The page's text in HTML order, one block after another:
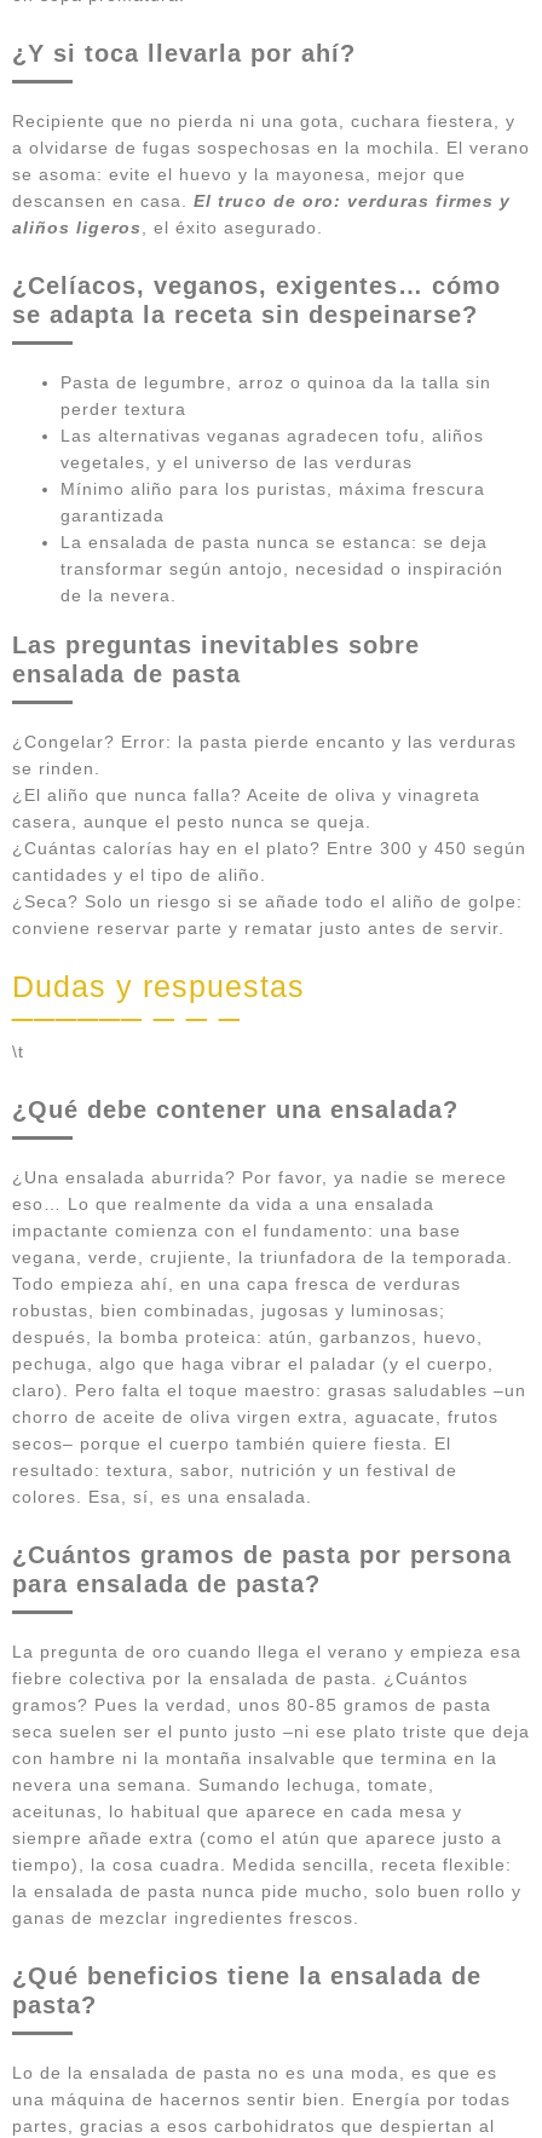
¿Y si toca llevarla por ahí?
Recipiente que no pierda ni una gota, cuchara fiestera, y
a olvidarse de fugas sospechosas en la mochila. El verano
se asoma: evite el huevo y la mayonesa, mejor que
descansen en casa. El truco de oro: verduras firmes y
aliños ligeros
, el éxito asegurado.
¿Celíacos, veganos, exigentes… cómo
se adapta la receta sin despeinarse?
Pasta de legumbre, arroz o quinoa da la talla sin
perder textura
Las alternativas veganas agradecen tofu, aliños
vegetales, y el universo de las verduras
Mínimo aliño para los puristas, máxima frescura
garantizada
La ensalada de pasta nunca se estanca: se deja
transformar según antojo, necesidad o inspiración
de la nevera.
Las preguntas inevitables sobre
ensalada de pasta
¿Congelar? Error: la pasta pierde encanto y las verduras
se rinden.
¿El aliño que nunca falla? Aceite de oliva y vinagreta
casera, aunque el pesto nunca se queja.
¿Cuántas calorías hay en el plato? Entre 300 y 450 según
cantidades y el tipo de aliño.
¿Seca? Solo un riesgo si se añade todo el aliño de golpe:
conviene reservar parte y rematar justo antes de servir.
Dudas y respuestas
\t
¿Qué debe contener una ensalada?
¿Una ensalada aburrida? Por favor, ya nadie se merece
eso… Lo que realmente da vida a una ensalada
impactante comienza con el fundamento: una base
vegana, verde, crujiente, la triunfadora de la temporada.
Todo empieza ahí, en una capa fresca de verduras
robustas, bien combinadas, jugosas y luminosas;
después, la bomba proteica: atún, garbanzos, huevo,
pechuga, algo que haga vibrar el paladar (y el cuerpo,
claro). Pero falta el toque maestro: grasas saludables –un
chorro de aceite de oliva virgen extra, aguacate, frutos
secos– porque el cuerpo también quiere fiesta. El
resultado: textura, sabor, nutrición y un festival de
colores. Esa, sí, es una ensalada.
¿Cuántos gramos de pasta por persona
para ensalada de pasta?
La pregunta de oro cuando llega el verano y empieza esa
fiebre colectiva por la ensalada de pasta. ¿Cuántos
gramos? Pues la verdad, unos 80-85 gramos de pasta
seca suelen ser el punto justo –ni ese plato triste que deja
con hambre ni la montaña insalvable que termina en la
nevera una semana. Sumando lechuga, tomate,
aceitunas, lo habitual que aparece en cada mesa y
siempre añade extra (como el atún que aparece justo a
tiempo), la cosa cuadra. Medida sencilla, receta flexible:
la ensalada de pasta nunca pide mucho, solo buen rollo y
ganas de mezclar ingredientes frescos.
¿Qué beneficios tiene la ensalada de
pasta?
Lo de la ensalada de pasta no es una moda, es que es
una máquina de hacernos sentir bien. Energía por todas
partes, gracias a esos carbohidratos que despiertan al